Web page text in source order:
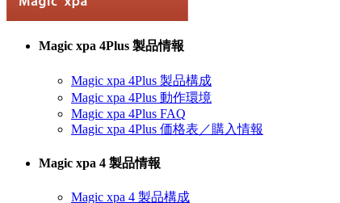
Magic xpa 4Plus 製品情報
Magic xpa 4Plus 製品構成
Magic xpa 4Plus 動作環境
Magic xpa 4Plus FAQ
Magic xpa 4Plus 価格表／購入情報
Magic xpa 4 製品情報
Magic xpa 4 製品構成